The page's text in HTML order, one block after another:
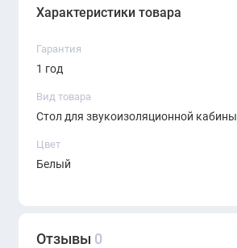
тишина, концентрация и приватность.
Характеристики товара
Гарантия
1 год
Вид товара
Стол для звукоизоляционной кабины
Цвет
Белый
Отзывы 0